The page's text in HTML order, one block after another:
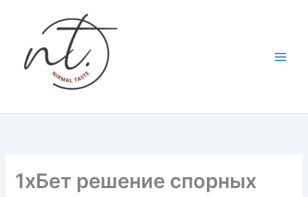
1хБет решение спорных